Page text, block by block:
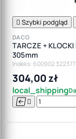
 Szybki podgląd
DACO
TARCZE + KLOCKI
305mm
Indeks: 600902 322377
304,00 zł
local_shipping
 